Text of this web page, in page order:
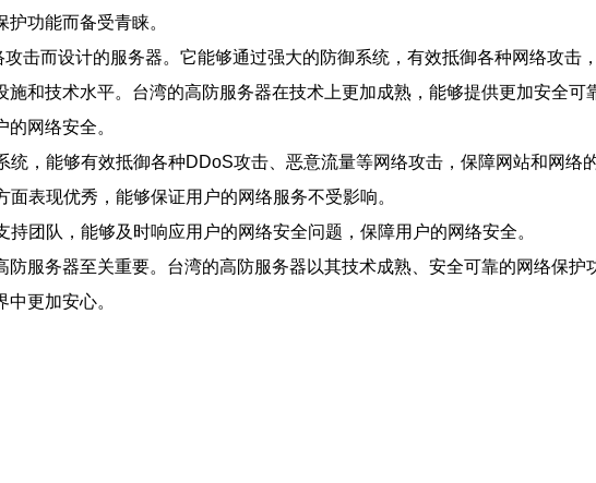
功能而备受青睐。
击而设计的服务器。它能够通过强大的防御系统，有效抵御各种网络攻击
和技术水平。台湾的高防服务器在技术上更加成熟，能够提供更加安全
网络安全。
，能够有效抵御各种DDoS攻击、恶意流量等网络攻击，保障网站和网络
表现优秀，能够保证用户的网络服务不受影响。
团队，能够及时响应用户的网络安全问题，保障用户的网络安全。
服务器至关重要。台湾的高防服务器以其技术成熟、安全可靠的网络保
更加安心。